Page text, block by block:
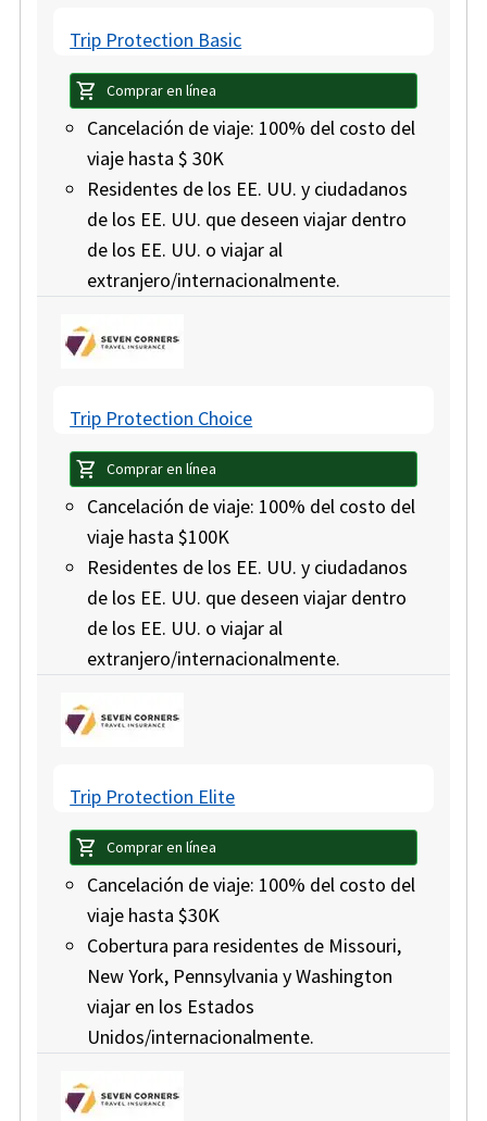
Trip Protection Basic
shopping_cart Comprar en línea
Cancelación de viaje: 100% del costo del
viaje hasta $ 30K
Residentes de los EE. UU. y ciudadanos
de los EE. UU. que deseen viajar dentro
de los EE. UU. o viajar al
extranjero/internacionalmente.
Trip Protection Choice
shopping_cart Comprar en línea
Cancelación de viaje: 100% del costo del
viaje hasta $100K
Residentes de los EE. UU. y ciudadanos
de los EE. UU. que deseen viajar dentro
de los EE. UU. o viajar al
extranjero/internacionalmente.
Trip Protection Elite
shopping_cart Comprar en línea
Cancelación de viaje: 100% del costo del
viaje hasta $30K
Cobertura para residentes de Missouri,
New York, Pennsylvania y Washington
viajar en los Estados
Unidos/internacionalmente.